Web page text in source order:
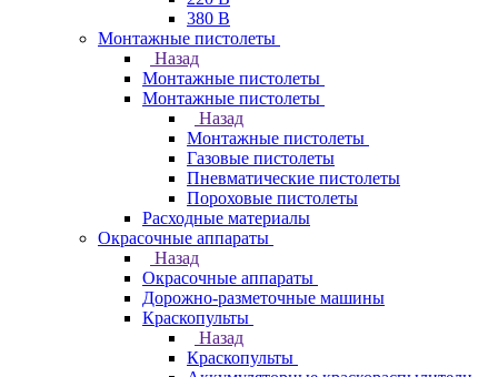
380 В
Монтажные пистолеты
Назад
Монтажные пистолеты
Монтажные пистолеты
Назад
Монтажные пистолеты
Газовые пистолеты
Пневматические пистолеты
Пороховые пистолеты
Расходные материалы
Окрасочные аппараты
Назад
Окрасочные аппараты
Дорожно-разметочные машины
Краскопульты
Назад
Краскопульты